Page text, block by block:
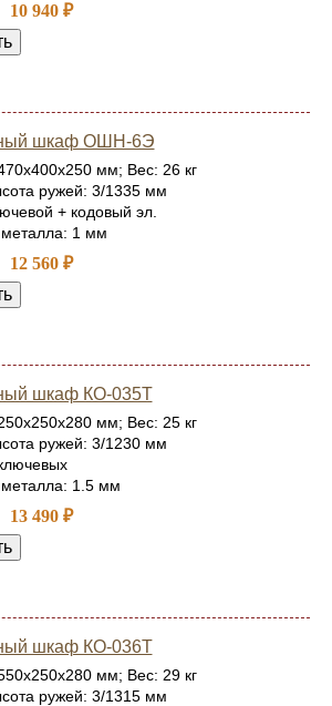
10 940 ₽
шкаф ОШН-6Э
мм; Вес: 26 кг
ружей: 3/1335 мм
+ кодовый эл.
1 мм
12 560 ₽
шкаф КО-035Т
мм; Вес: 25 кг
ружей: 3/1230 мм
1.5 мм
13 490 ₽
шкаф КО-036Т
мм; Вес: 29 кг
ружей: 3/1315 мм